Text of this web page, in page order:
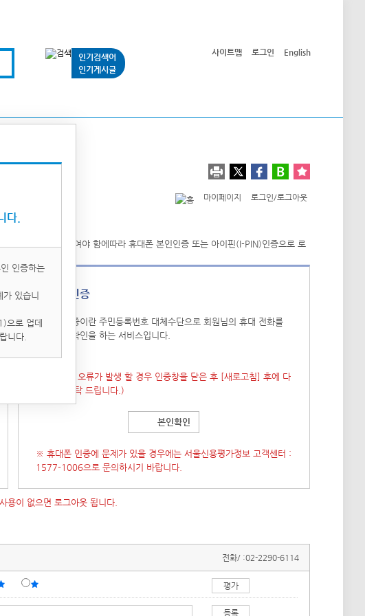
인기검색어
인기게시글
사이트맵 로그인 English
마이페이지 로그인/로그아웃
다.
인증하는
가 있습니
으로 업데
니다.
휴대폰 인증
휴대폰 인증이란 주민등록번호 대체수단으로 회원님의 휴대 전화를
통해 본인확인을 하는 서비스입니다.
(인증 창이 오류가 발생 할 경우 인증창을 닫은 후 [새로고침] 후에 다
시 시도 부탁 드립니다.)
본인확인
※ 휴대폰 인증에 문제가 있을 경우에는 서울신용평가정보 고객센터 :
1577-1006으로 문의하시기 바랍니다.
이 없으면 로그아웃 됩니다.
전화/ :02-2290-6114